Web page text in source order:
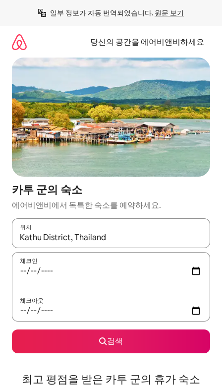
일부 정보가 자동 번역되었습니다. 원문 보기
당신의 공간을 에어비앤비하세요
카투 군의 숙소
에어비앤비에서 독특한 숙소를 예약하세요.
위치
결과가 나오면 위·아래 화살표 키를 사용하거나 터치 또는 스와이
체크인
체크아웃
검색
최고 평점을 받은 카투 군의 휴가 숙소